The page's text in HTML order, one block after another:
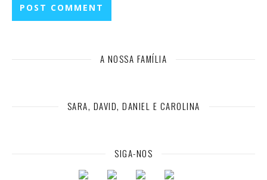
A NOSSA FAMÍLIA
SARA, DAVID, DANIEL E CAROLINA
SIGA-NOS